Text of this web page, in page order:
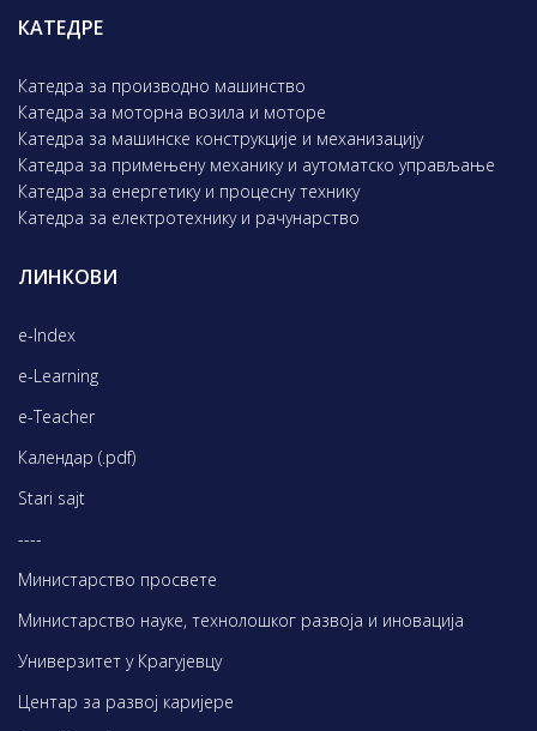
КАТЕДРЕ
Катедра за производно машинство
Катедра за моторна возила и моторе
Катедра за машинске конструкције и механизацију
Катедра за примењену механику и аутоматско управљање
Катедра за енергетику и процесну технику
Катедра за електротехнику и рачунарство
ЛИНКОВИ
e-Index
e-Learning
e-Teacher
Календар (.pdf)
Stari sajt
----
Министарство просвете
Министарство науке, технолошког развоја и иновација
Универзитет у Крагујевцу
Центар за развој каријере